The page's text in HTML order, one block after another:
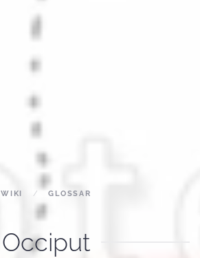
WIKI GLOSSAR
Occiput